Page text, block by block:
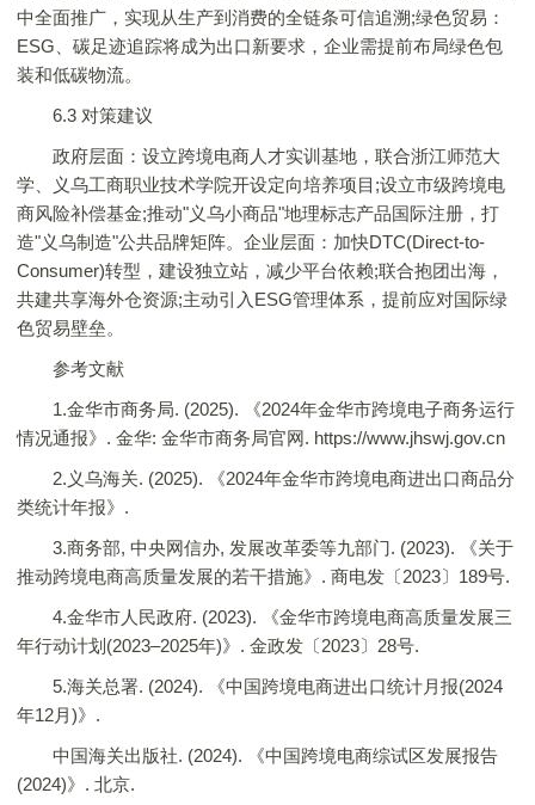
中全面推广，实现从生产到消费的全链条可信追溯;绿色贸易：
ESG、碳足迹追踪将成为出口新要求，企业需提前布局绿色包
装和低碳物流。
6.3 对策建议
政府层面：设立跨境电商人才实训基地，联合浙江师范大
学、义乌工商职业技术学院开设定向培养项目;设立市级跨境电
商风险补偿基金;推动"义乌小商品"地理标志产品国际注册，打
造"义乌制造"公共品牌矩阵。企业层面：加快DTC(Direct-to-
Consumer)转型，建设独立站，减少平台依赖;联合抱团出海，
共建共享海外仓资源;主动引入ESG管理体系，提前应对国际绿
色贸易壁垒。
参考文献
1.金华市商务局. (2025). 《2024年金华市跨境电子商务运行
情况通报》. 金华: 金华市商务局官网. https://www.jhswj.gov.cn
2.义乌海关. (2025). 《2024年金华市跨境电商进出口商品分
类统计年报》.
3.商务部, 中央网信办, 发展改革委等九部门. (2023). 《关于
推动跨境电商高质量发展的若干措施》. 商电发〔2023〕189号.
4.金华市人民政府. (2023). 《金华市跨境电商高质量发展三
年行动计划(2023–2025年)》. 金政发〔2023〕28号.
5.海关总署. (2024). 《中国跨境电商进出口统计月报(2024
年12月)》.
中国海关出版社. (2024). 《中国跨境电商综试区发展报告
(2024)》. 北京.